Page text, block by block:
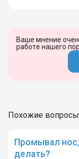
Ваше мнение
работе нашего
Похожие вопросы
Промывал
делать?